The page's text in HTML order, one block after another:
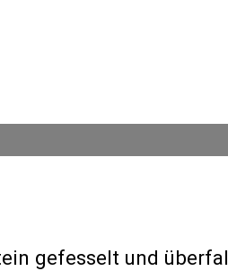
gefesselt und